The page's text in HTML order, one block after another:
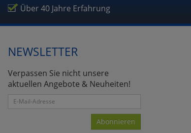
Über 40 Jahre Erfahrung
NEWSLETTER
Verpassen Sie nicht unsere
aktuellen Angebote & Neuheiten!
Abonnieren